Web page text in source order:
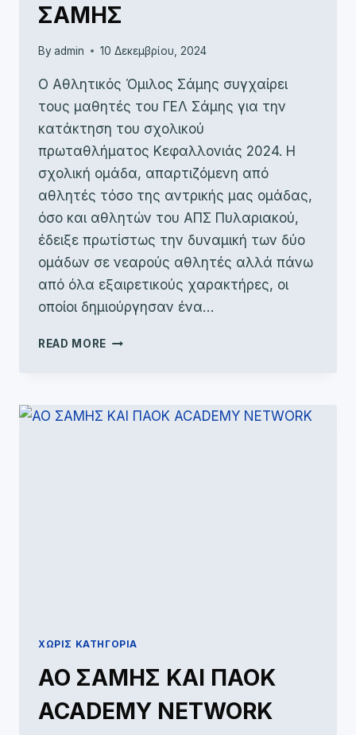
ΣΑΜΗΣ
By admin 10 Δεκεμβρίου, 2024
Ο Αθλητικός Όμιλος Σάμης συγχαίρει
τους μαθητές του ΓΕΛ Σάμης για την
κατάκτηση του σχολικού
πρωταθλήματος Κεφαλλονιάς 2024. Η
σχολική ομάδα, απαρτιζόμενη από
αθλητές τόσο της αντρικής μας ομάδας,
όσο και αθλητών του ΑΠΣ Πυλαριακού,
έδειξε πρωτίστως την δυναμική των δύο
ομάδων σε νεαρούς αθλητές αλλά πάνω
από όλα εξαιρετικούς χαρακτήρες, οι
οποίοι δημιούργησαν ένα…
READ MORE ΣΥΓΧΑΡΗΤΉΡΙΑ
ΛΥΚΕΙΟΥ
ΧΩΡΊΣ ΚΑΤΗΓΟΡΊΑ
ΑΟ ΣΑΜΗΣ ΚΑΙ ΠΑΟΚ
ACADEMY NETWORK